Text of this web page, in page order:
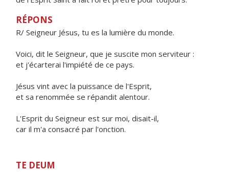
RÉPONS
R/ Seigneur Jésus, tu es la lumière du monde.
Voici, dit le Seigneur, que je suscite mon serviteur :
et j'écarterai l'impiété de ce pays.
Jésus vint avec la puissance de l'Esprit,
et sa renommée se répandit alentour.
L'Esprit du Seigneur est sur moi, disait-il,
car il m'a consacré par l'onction.
TE DEUM